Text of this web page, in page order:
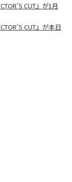
CUT』が1月
CUT』が本日